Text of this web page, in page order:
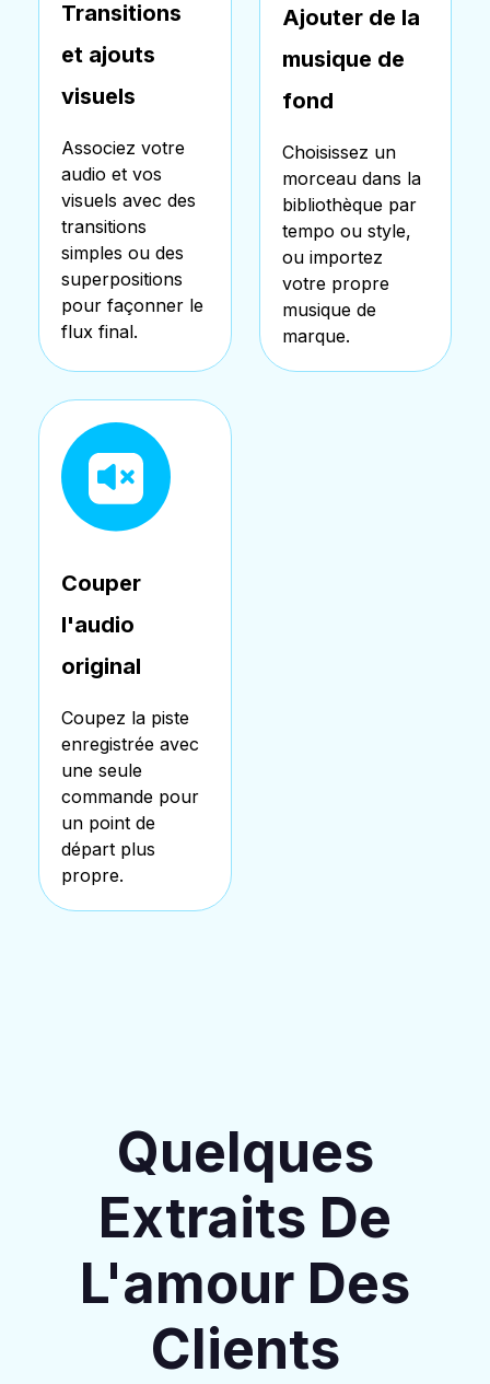
Transitions
et ajouts
visuels
Associez votre
audio et vos
visuels avec des
transitions
simples ou des
superpositions
pour façonner le
flux final.
Ajouter de la
musique de
fond
Choisissez un
morceau dans la
bibliothèque par
tempo ou style,
ou importez
votre propre
musique de
marque.
Couper
l'audio
original
Coupez la piste
enregistrée avec
une seule
commande pour
un point de
départ plus
propre.
Quelques
Extraits De
L'amour Des
Clients